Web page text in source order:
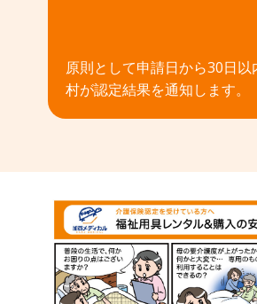
原則として申請日から30日以
村が認定結果を通知します。